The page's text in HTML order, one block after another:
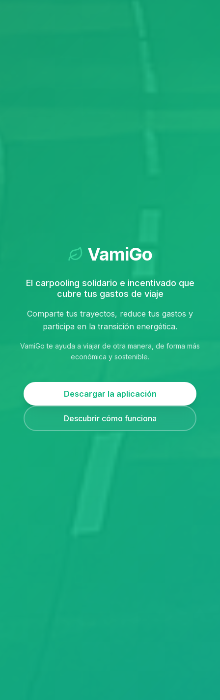
VamiGo
El carpooling solidario e incentivado que
cubre tus gastos de viaje
Comparte tus trayectos, reduce tus gastos y
participa en la transición energética.
VamiGo te ayuda a viajar de otra manera, de forma más
económica y sostenible.
Descargar la aplicación
Descubrir cómo funciona